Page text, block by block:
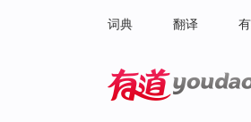
词典 翻译